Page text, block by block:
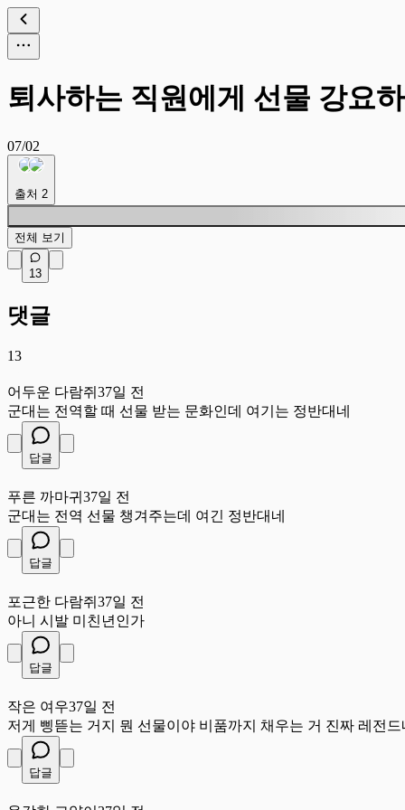
퇴사하는 직원에게 선물 강요
07/02
출처 2
전체 보기
13
댓글
13
어두운 다람쥐 37일 전
군대는 전역할 때 선물 받는 문화인데 여기는 정반대네
답글
푸른 까마귀 37일 전
군대는 전역 선물 챙겨주는데 여긴 정반대네
답글
포근한 다람쥐 37일 전
아니 시발 미친년인가
답글
작은 여우37일 전
저게 삥뜯는 거지 뭔 선물이야 비품까지 채우는 거 진짜 레전드
답글